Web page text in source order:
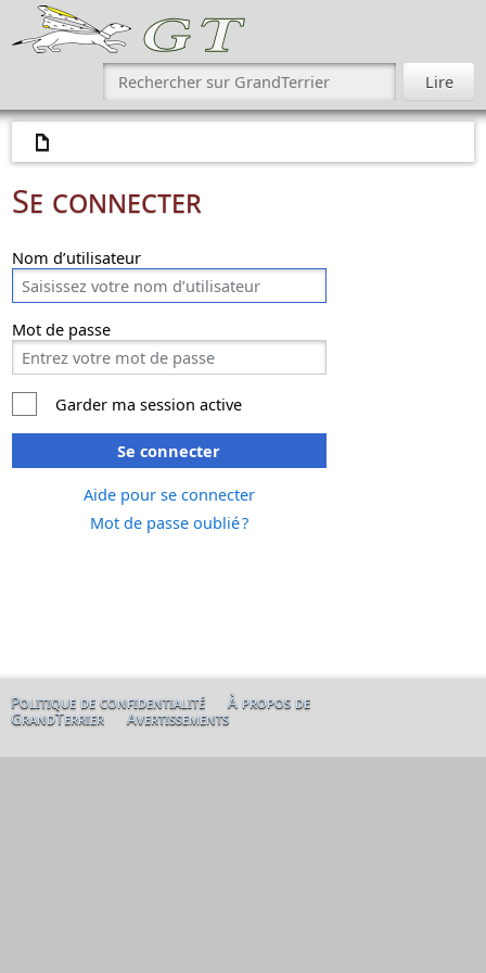
Se connecter
Nom d’utilisateur
Mot de passe
Garder ma session active
Se connecter
Aide pour se connecter
Mot de passe oublié ?
Politique de confidentialité À propos de
GrandTerrier Avertissements